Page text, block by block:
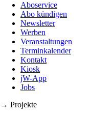
Aboservice
Abo kündigen
Newsletter
Werben
Veranstaltungen
Terminkalender
Kontakt
Kiosk
jW-App
Jobs
→ Projekte